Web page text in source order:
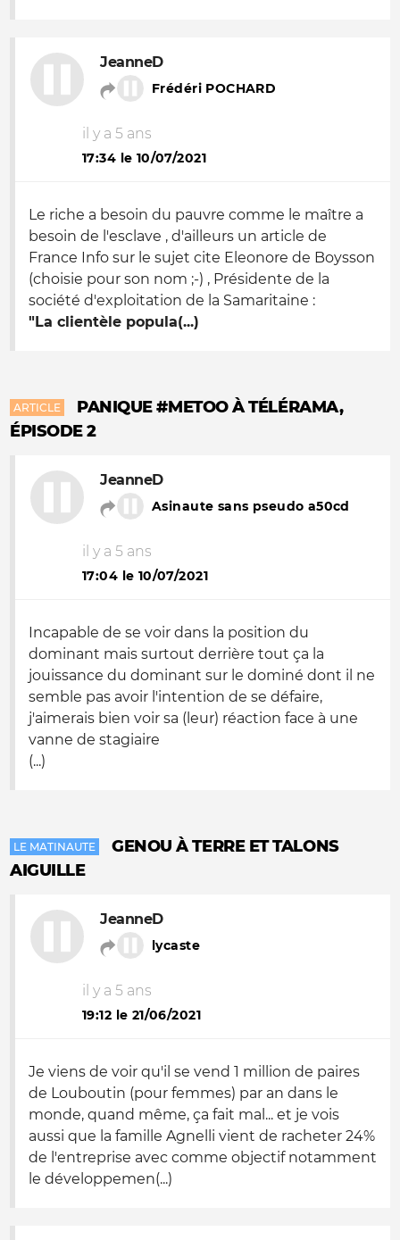
JeanneD
Frédéri POCHARD
il y a 5 ans
17:34 le 10/07/2021
Le riche a besoin du pauvre comme le maître a
besoin de l'esclave , d'ailleurs un article de
France Info sur le sujet cite Eleonore de Boysson
(choisie pour son nom ;-) , Présidente de la
société d'exploitation de la Samaritaine :
"La clientèle popula(...)
ARTICLE
PANIQUE #METOO À TÉLÉRAMA,
ÉPISODE 2
JeanneD
Asinaute sans pseudo a50cd
il y a 5 ans
17:04 le 10/07/2021
Incapable de se voir dans la position du
dominant mais surtout derrière tout ça la
jouissance du dominant sur le dominé dont il ne
semble pas avoir l'intention de se défaire,
j'aimerais bien voir sa (leur) réaction face à une
vanne de stagiaire
(...)
LE MATINAUTE
GENOU À TERRE ET TALONS
AIGUILLE
JeanneD
lycaste
il y a 5 ans
19:12 le 21/06/2021
Je viens de voir qu'il se vend 1 million de paires
de Louboutin (pour femmes) par an dans le
monde, quand même, ça fait mal... et je vois
aussi que la famille Agnelli vient de racheter 24%
de l'entreprise avec comme objectif notamment
le développemen(...)